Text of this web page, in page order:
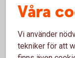
post
Robin Castor
Våra
Vi använder
tekniker för att